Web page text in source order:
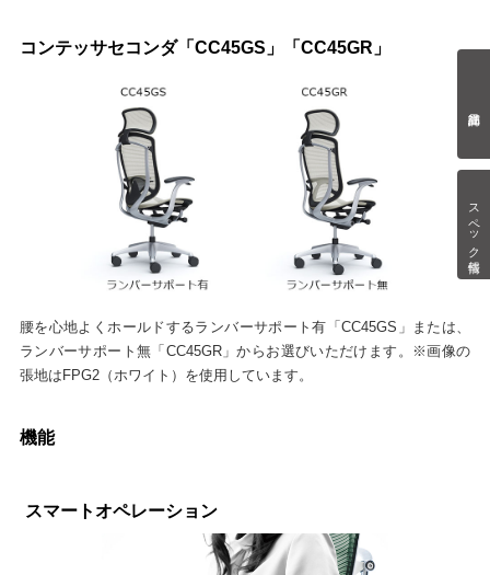
スペック情報
コンテッサセコンダ「CC45GS」「CC45GR」
腰を心地よくホールドするランバーサポート有「CC45GS」または、
ランバーサポート無「CC45GR」からお選びいただけます。※画像の
張地はFPG2（ホワイト）を使用しています。
機能
スマートオペレーション